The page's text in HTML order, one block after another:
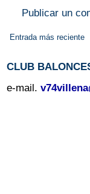
Publicar un
Entrada más reciente
CLUB
e-mail.